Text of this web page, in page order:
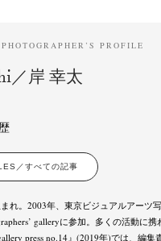
PHOTOGRAPHER’S PROFILE
／岸 幸太
／すべての記事
れ。2003年、東京ビジュアルアーツ写
galleryに参加。多くの活動に携
press no.14』(2019年)では、編集